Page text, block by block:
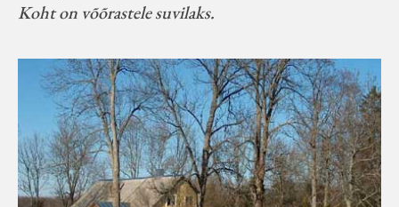
Koht on võõrastele suvilaks.